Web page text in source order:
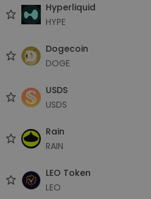
Hyperliquid
HYPE
Dogecoin
DOGE
USDS
USDS
Rain
RAIN
LEO Token
LEO